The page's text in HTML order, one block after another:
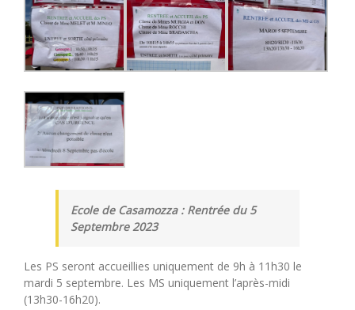
Ecole de Casamozza : Rentrée du 5
Septembre 2023
Les PS seront accueillies uniquement de 9h à 11h30 le
mardi 5 septembre. Les MS uniquement l’après-midi
(13h30-16h20).